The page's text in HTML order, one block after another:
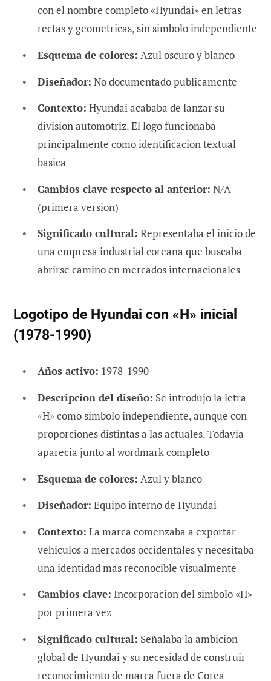
con el nombre completo «Hyundai» en letras
rectas y geometricas, sin simbolo independiente
Esquema de colores: Azul oscuro y blanco
Diseñador: No documentado publicamente
Contexto: Hyundai acababa de lanzar su
division automotriz. El logo funcionaba
principalmente como identificacion textual
basica
Cambios clave respecto al anterior: N/A
(primera version)
Significado cultural: Representaba el inicio de
una empresa industrial coreana que buscaba
abrirse camino en mercados internacionales
Logotipo de Hyundai con «H» inicial
(1978-1990)
Años activo: 1978-1990
Descripcion del diseño: Se introdujo la letra
«H» como simbolo independiente, aunque con
proporciones distintas a las actuales. Todavia
aparecia junto al wordmark completo
Esquema de colores: Azul y blanco
Diseñador: Equipo interno de Hyundai
Contexto: La marca comenzaba a exportar
vehiculos a mercados occidentales y necesitaba
una identidad mas reconocible visualmente
Cambios clave: Incorporacion del simbolo «H»
por primera vez
Significado cultural: Señalaba la ambicion
global de Hyundai y su necesidad de construir
reconocimiento de marca fuera de Corea